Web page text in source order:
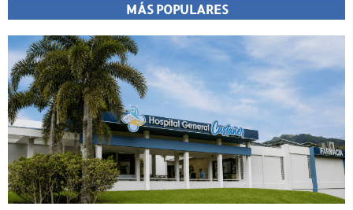
MÁS POPULARES